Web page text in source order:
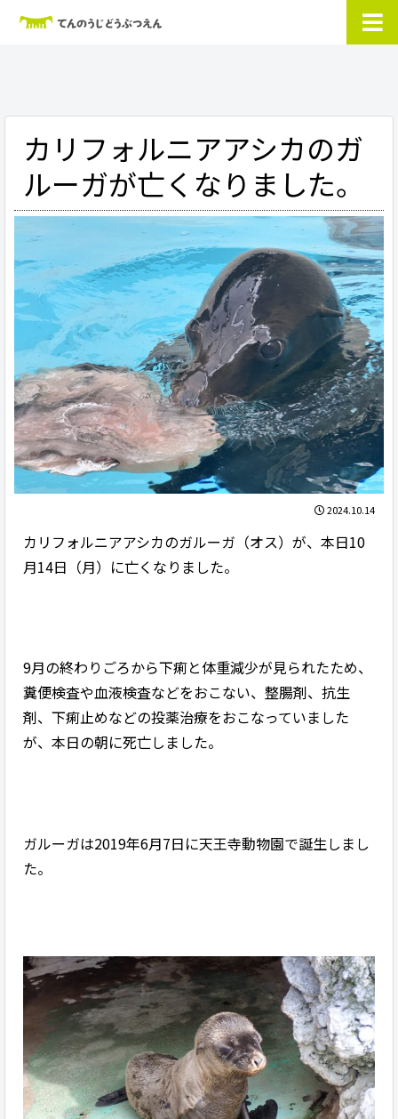
カリフォルニアアシカのガ
ルーガが亡くなりました。
2024.10.14
カリフォルニアアシカのガルーガ（オス）が、本日10
月14日（月）に亡くなりました。
9月の終わりごろから下痢と体重減少が見られたため、
糞便検査や血液検査などをおこない、整腸剤、抗生
剤、下痢止めなどの投薬治療をおこなっていました
が、本日の朝に死亡しました。
ガルーガは2019年6月7日に天王寺動物園で誕生しまし
た。